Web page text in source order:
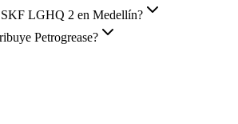
SKF LGHQ 2 en Medellín?
Petrogrease?